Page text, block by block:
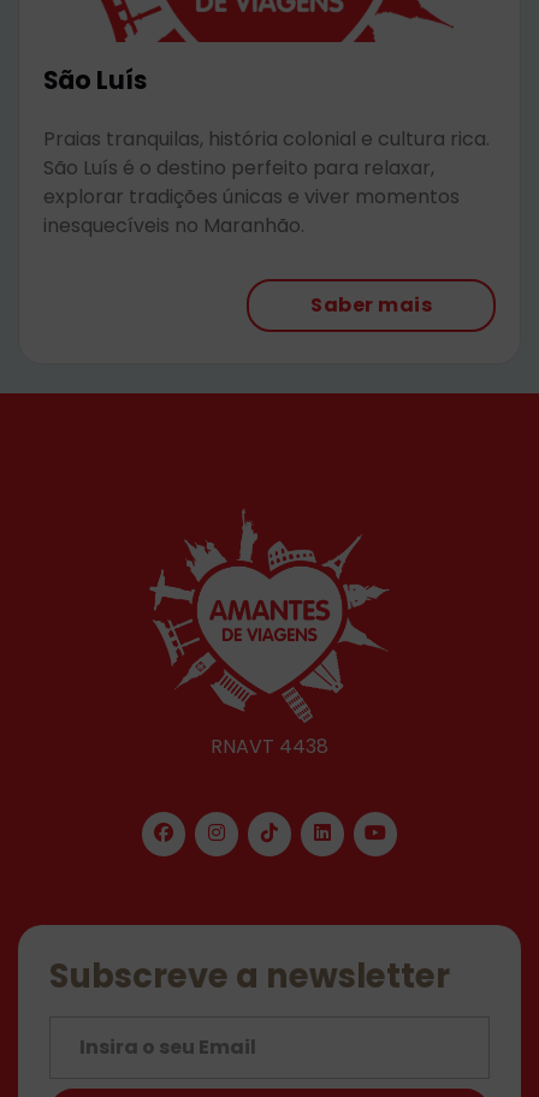
São Luís
Praias tranquilas, história colonial e cultura rica.
São Luís é o destino perfeito para relaxar,
explorar tradições únicas e viver momentos
inesquecíveis no Maranhão.
Saber mais
RNAVT 4438
Subscreve a newsletter